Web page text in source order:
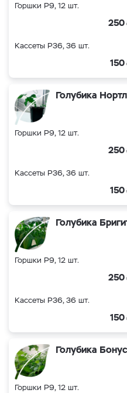
Горшки Р9, 12 шт.
250
Кассеты Р36, 36 шт.
150
Голубика
Горшки Р9, 12 шт.
250
Кассеты Р36, 36 шт.
150
Голубика
Горшки Р9, 12 шт.
250
Кассеты Р36, 36 шт.
150
Голубика Бонус
Горшки Р9, 12 шт.